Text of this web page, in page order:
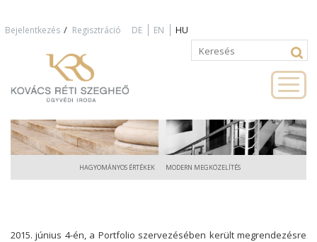
Bejelentkezés / Regisztráció DE EN HU
Keresés
Keresés
HAGYOMÁNYOS ÉRTÉKEK MODERN MEGKÖZELÍTÉS
2015. június 4-én, a Portfolio szervezésében került megrendezésre